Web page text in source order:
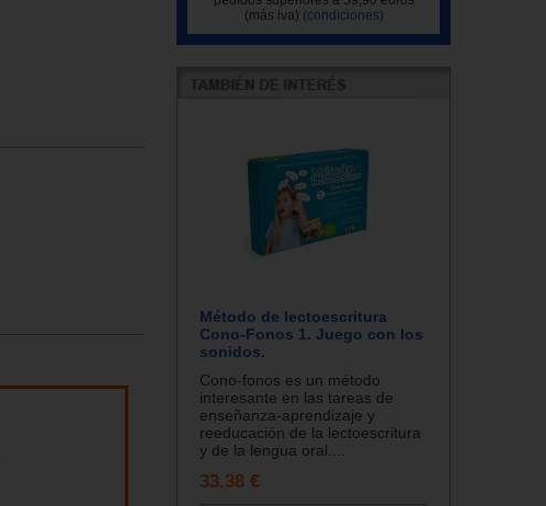
(más iva) (condiciones)
Método de lectoescritura
Cono-Fonos 1. Juego con los
sonidos.
Cono-fonos es un método
interesante en las tareas de
enseñanza-aprendizaje y
reeducación de la lectoescritura
y de la lengua oral....
33.38 €